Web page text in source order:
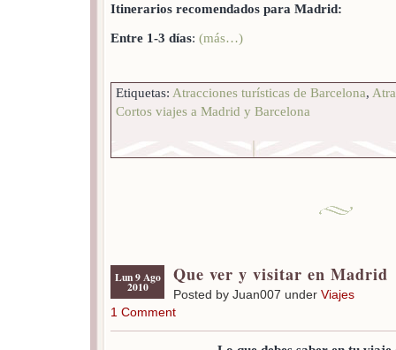
Itinerarios recomendados para Madrid:
Entre 1-3 días: (más…)
Etiquetas: Atracciones turísticas de Barcelona,
Cortos viajes a Madrid y Barcelona
Lun 9 Ago
2010
Que ver y visitar en Madrid
Posted by Juan007 under Viajes
1 Comment